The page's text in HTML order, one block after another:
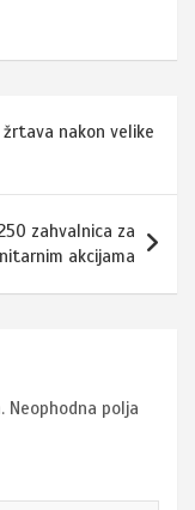
nakon velike
zahvalnica za
akcijama
Neophodna polja